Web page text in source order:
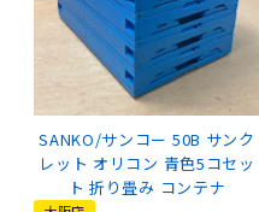
SANKO/サンコー 50B サンク
レット オリコン 青色5コセッ
ト 折り畳み コンテナ